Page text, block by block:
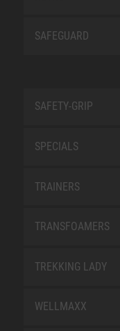
SAFEGUARD
SAFETY-GRIP
SPECIALS
TRAINERS
TRANSFOAMERS
TREKKING LADY
WELLMAXX